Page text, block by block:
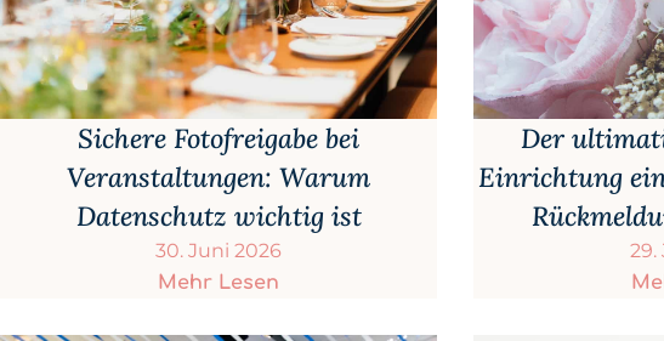
Sichere Fotofreigabe bei
Veranstaltungen: Warum
Datenschutz wichtig ist
30. Juni 2026
Mehr Lesen
Der
Einrichtung
29.